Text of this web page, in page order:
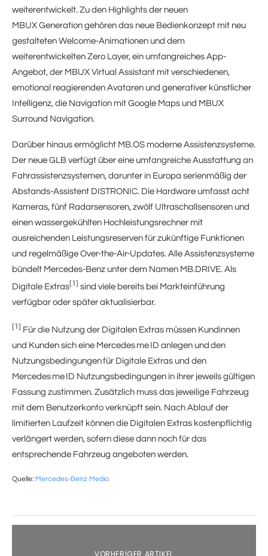
weiterentwickelt. Zu den Highlights der neuen
MBUX Generation gehören das neue Bedienkonzept mit neu
gestalteten Welcome-Animationen und dem
weiterentwickelten Zero Layer, ein umfangreiches App-
Angebot, der MBUX Virtual Assistant mit verschiedenen,
emotional reagierenden Avataren und generativer künstlicher
Intelligenz, die Navigation mit Google Maps und MBUX
Surround Navigation.
Darüber hinaus ermöglicht MB.OS moderne Assistenzsysteme.
Der neue GLB verfügt über eine umfangreiche Ausstattung an
Fahrassistenzsystemen, darunter in Europa serienmäßig der
Abstands-Assistent DISTRONIC. Die Hardware umfasst acht
Kameras, fünf Radarsensoren, zwölf Ultraschallsensoren und
einen wassergekühlten Hochleistungsrechner mit
ausreichenden Leistungsreserven für zukünftige Funktionen
und regelmäßige Over-the-Air-Updates. Alle Assistenzsysteme
bündelt Mercedes‑Benz unter dem Namen MB.DRIVE. Als
Digitale Extras[1] sind viele bereits bei Markteinführung
verfügbar oder später aktualisierbar.
[1] Für die Nutzung der Digitalen Extras müssen Kundinnen
und Kunden sich eine Mercedes me ID anlegen und den
Nutzungsbedingungen für Digitale Extras und den
Mercedes me ID Nutzungsbedingungen in ihrer jeweils gültigen
Fassung zustimmen. Zusätzlich muss das jeweilige Fahrzeug
mit dem Benutzerkonto verknüpft sein. Nach Ablauf der
limitierten Laufzeit können die Digitalen Extras kostenpflichtig
verlängert werden, sofern diese dann noch für das
entsprechende Fahrzeug angeboten werden.
Quelle: Mercedes-Benz Media
VORHERIGER ARTIKEL